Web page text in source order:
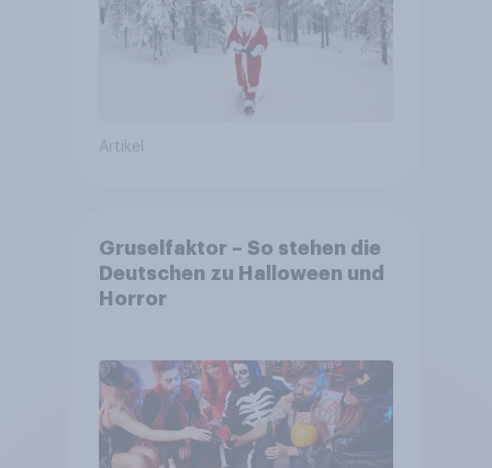
Artikel
Gruselfaktor – So stehen die
Deutschen zu Halloween und
Horror